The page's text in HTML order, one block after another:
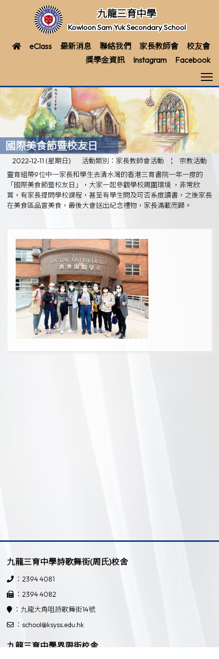
九龍三育中學
Kowloon Sam Yuk Secondary School
eClass 最新消息 聯絡我們 家長教師會
校友會
獎學金資訊
Instagram Facebook
國際美食節暨校友日
2022-12-11 (星期日) 活動類別：家長教師會活動 ¦
宗教活動
靈育組帶9位中一家長和學生去清水灣的香港三育書院一年一度的
「國際美食節暨校友日」，大家一起參觀學校周圍環境 ，非常欣
賞，有家長提問學校課程，甚至有學生問及可否系度讀書，之後家長
在美食區品嘗美食，最後大會送出紀念禮物，家長滿載而歸。
九龍三育中學詩歌舞街(周氏)校舍
：2394 4081
：2394 4082
：九龍大角咀詩歌舞街14號
：school@ksyss.edu.hk
九龍三育中學界限街校舍